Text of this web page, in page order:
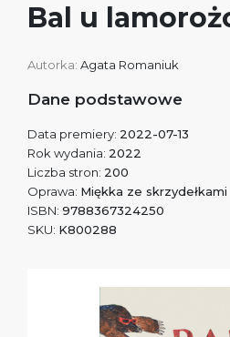
Bal u
Autorka: Agata Romaniuk
Dane podstawowe
Data premiery: 2022-07-13
Rok wydania: 2022
Liczba stron: 200
Oprawa: Miękka ze skrzydełkami
ISBN: 9788367324250
SKU: K800288